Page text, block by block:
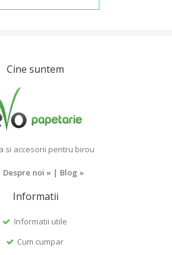
Cine suntem
si accesorii pentru birou
Despre noi » | Blog »
Informatii
Informatii utile
Cum cumpar